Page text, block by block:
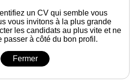
un CV qui semble vous
vous invitons à la plus grande
les candidats au plus vite et ne
passer à côté du bon profil.
Fermer